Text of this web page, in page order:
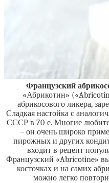
Французский
«Абрикотин»
абрикосового ликера,
Сладкая настойка с
СССР в 70-е. Многие
– он очень широко
пирожных и других
входит в рецепт
Французский «Abricotine»
косточках и на самих
можно легко